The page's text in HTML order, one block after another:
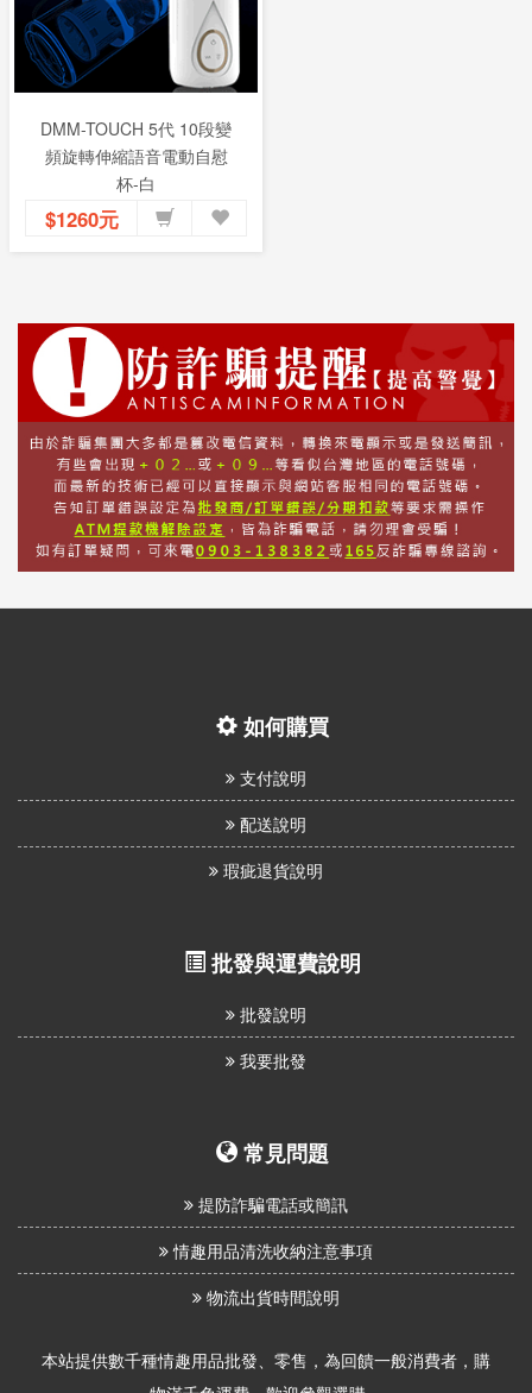
DMM-TOUCH 5代 10段變
頻旋轉伸縮語音電動自慰
杯-白
$1260元
如何購買
支付說明
配送說明
瑕疵退貨說明
批發與運費說明
批發說明
我要批發
常見問題
提防詐騙電話或簡訊
情趣用品清洗收納注意事項
物流出貨時間說明
本站提供數千種情趣用品批發、零售，為回饋一般消費者，購